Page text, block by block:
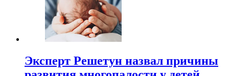
Эксперт Решетун назвал причины